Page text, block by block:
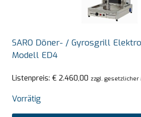
SARO Döner- / Gyrosgrill
Modell ED4
Listenpreis: € 2.460,00 zzgl. gesetzlicher
Vorrätig